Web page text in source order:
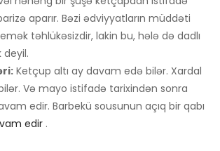
aparır. Bəzi ədviyyatların müddəti
təhlükəsizdir, lakin bu, hələ də dadlı
deyil.
Ketçup altı ay davam edə bilər. Xardal
Və mayo istifadə tarixindən sonra
edir. Barbekü sousunun açıq bir qabı
edir .